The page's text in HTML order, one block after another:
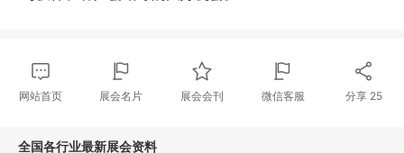
网站首页 展会名片 展会会刊 微信客服 分享 25
全国各行业最新展会资料